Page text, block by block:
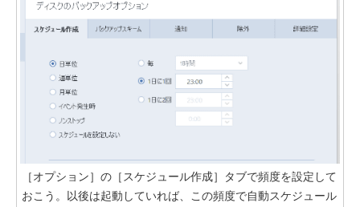
［オプション］の［スケジュール作成］タブで頻度を設定して
おこう。以後は起動していれば、この頻度で自動スケジュール